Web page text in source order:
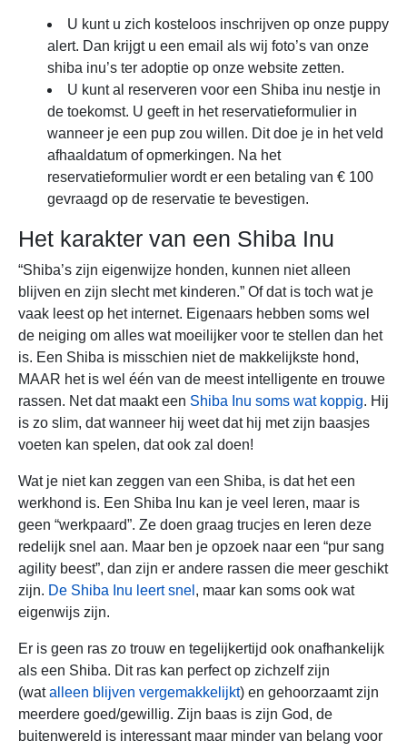
U kunt u zich kosteloos inschrijven op onze puppy
alert. Dan krijgt u een email als wij foto’s van onze
shiba inu’s ter adoptie op onze website zetten.
U kunt al reserveren voor een Shiba inu nestje in
de toekomst. U geeft in het reservatieformulier in
wanneer je een pup zou willen. Dit doe je in het veld
afhaaldatum of opmerkingen. Na het
reservatieformulier wordt er een betaling van € 100
gevraagd op de reservatie te bevestigen.
Het karakter van een Shiba Inu
“Shiba’s zijn eigenwijze honden, kunnen niet alleen
blijven en zijn slecht met kinderen.” Of dat is toch wat je
vaak leest op het internet. Eigenaars hebben soms wel
de neiging om alles wat moeilijker voor te stellen dan het
is. Een Shiba is misschien niet de makkelijkste hond,
MAAR het is wel één van de meest intelligente en trouwe
rassen. Net dat maakt een Shiba Inu soms wat koppig. Hij
is zo slim, dat wanneer hij weet dat hij met zijn baasjes
voeten kan spelen, dat ook zal doen!
Wat je niet kan zeggen van een Shiba, is dat het een
werkhond is. Een Shiba Inu kan je veel leren, maar is
geen “werkpaard”. Ze doen graag trucjes en leren deze
redelijk snel aan. Maar ben je opzoek naar een “pur sang
agility beest”, dan zijn er andere rassen die meer geschikt
zijn. De Shiba Inu leert snel , maar kan soms ook wat
eigenwijs zijn.
Er is geen ras zo trouw en tegelijkertijd ook onafhankelijk
als een Shiba. Dit ras kan perfect op zichzelf zijn
(watalleen blijven vergemakkelijkt) en gehoorzaamt zijn
meerdere goed/gewillig. Zijn baas is zijn God, de
buitenwereld is interessant maar minder van belang voor